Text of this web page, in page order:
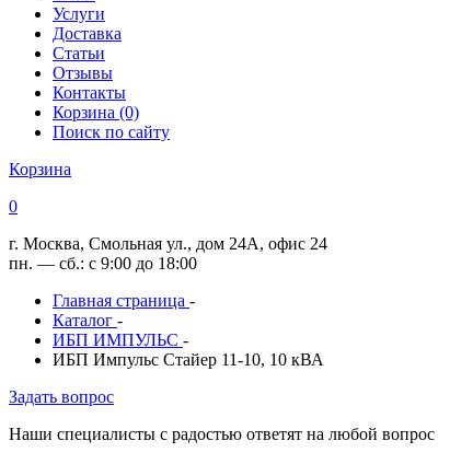
Услуги
Доставка
Статьи
Отзывы
Контакты
Корзина (0)
Поиск по сайту
Корзина
0
г. Москва, Смольная ул., дом 24А, офис 24
пн. — сб.: с 9:00 до 18:00
Главная страница -
Каталог -
ИБП ИМПУЛЬС -
ИБП Импульс Стайер 11-10, 10 кВА
Задать вопрос
Наши специалисты с радостью ответят на любой вопрос